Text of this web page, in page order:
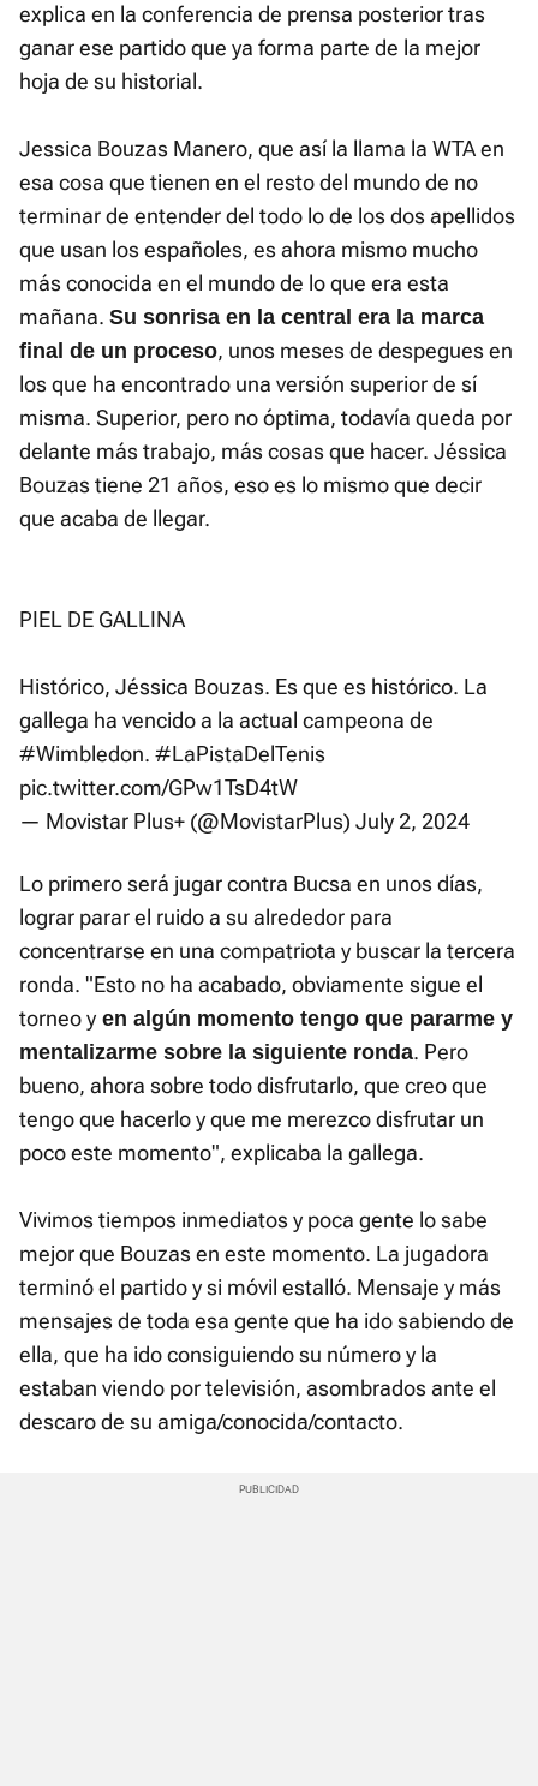
explica en la conferencia de prensa posterior tras
ganar ese partido que ya forma parte de la mejor
hoja de su historial.
Jessica Bouzas Manero, que así la llama la WTA en
esa cosa que tienen en el resto del mundo de no
terminar de entender del todo lo de los dos apellidos
que usan los españoles, es ahora mismo mucho
más conocida en el mundo de lo que era esta
mañana. Su sonrisa en la central era la marca
final de un proceso, unos meses de despegues en
los que ha encontrado una versión superior de sí
misma. Superior, pero no óptima, todavía queda por
delante más trabajo, más cosas que hacer. Jéssica
Bouzas tiene 21 años, eso es lo mismo que decir
que acaba de llegar.
PIEL DE GALLINA
Histórico, Jéssica Bouzas. Es que es histórico. La
gallega ha vencido a la actual campeona de
#Wimbledon. #LaPistaDelTenis
pic.twitter.com/GPw1TsD4tW
— Movistar Plus+ (@MovistarPlus) July 2, 2024
Lo primero será jugar contra Bucsa en unos días,
lograr parar el ruido a su alrededor para
concentrarse en una compatriota y buscar la tercera
ronda. "Esto no ha acabado, obviamente sigue el
torneo y en algún momento tengo que pararme y
mentalizarme sobre la siguiente ronda. Pero
bueno, ahora sobre todo disfrutarlo, que creo que
tengo que hacerlo y que me merezco disfrutar un
poco este momento", explicaba la gallega.
Vivimos tiempos inmediatos y poca gente lo sabe
mejor que Bouzas en este momento. La jugadora
terminó el partido y si móvil estalló. Mensaje y más
mensajes de toda esa gente que ha ido sabiendo de
ella, que ha ido consiguiendo su número y la
estaban viendo por televisión, asombrados ante el
descaro de su amiga/conocida/contacto.